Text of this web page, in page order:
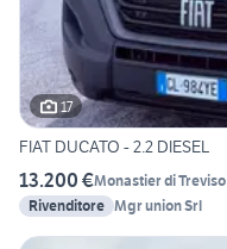
17
FIAT DUCATO - 2.2 DIESEL
13.200 €Monastier di Treviso
Rivenditore Mgr union Srl